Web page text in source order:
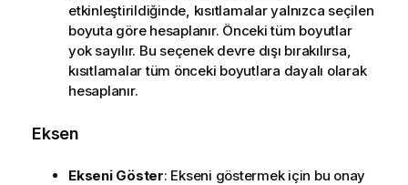
etkinleştirildiğinde, kısıtlamalar yalnızca seçilen
boyuta göre hesaplanır. Önceki tüm boyutlar
yok sayılır. Bu seçenek devre dışı bırakılırsa,
kısıtlamalar tüm önceki boyutlara dayalı olarak
hesaplanır.
Eksen
Ekseni Göster: Ekseni göstermek için bu onay